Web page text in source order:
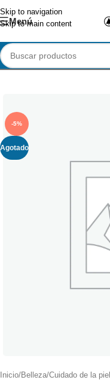
Skip to navigation
Skip to main content
Menú
-5%
Agotado
Inicio/Belleza/Cuidado de la piel